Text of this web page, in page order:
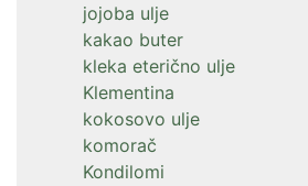
jojoba ulje
kakao buter
kleka eterično ulje
Klementina
kokosovo ulje
komorač
Kondilomi